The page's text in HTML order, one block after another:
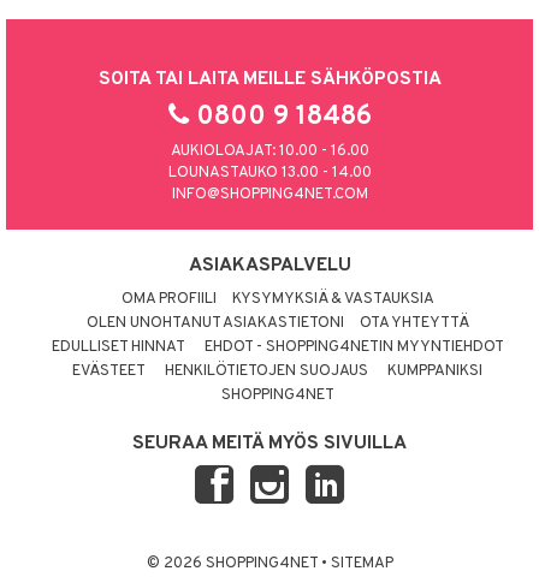
SOITA TAI LAITA MEILLE SÄHKÖPOSTIA
0800 9 18486
AUKIOLOAJAT: 10.00 - 16.00
LOUNASTAUKO 13.00 - 14.00
INFO@SHOPPING4NET.COM
ASIAKASPALVELU
OMA PROFIILI
KYSYMYKSIÄ & VASTAUKSIA
OLEN UNOHTANUT ASIAKASTIETONI
OTA YHTEYTTÄ
EDULLISET HINNAT
EHDOT - SHOPPING4NETIN MYYNTIEHDOT
EVÄSTEET
HENKILÖTIETOJEN SUOJAUS
KUMPPANIKSI
SHOPPING4NET
SEURAA MEITÄ MYÖS SIVUILLA
© 2026 SHOPPING4NET • SITEMAP